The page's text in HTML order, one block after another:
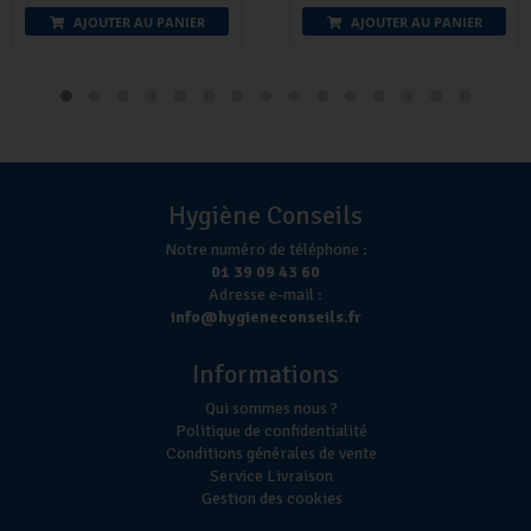
AJOUTER AU PANIER AJOUTER AU PANIER
Hygiène Conseils
Notre numéro de téléphone :
01 39 09 43 60
Adresse e-mail :
info@hygieneconseils.fr
Informations
Qui sommes nous ?
Politique de confidentialité
Conditions générales de vente
Service Livraison
Gestion des cookies